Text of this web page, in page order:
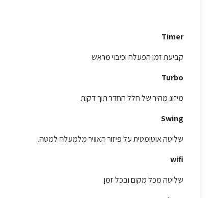
Timer
קביעת זמן הפעלה וכיבוי מראש
Turbo
מיזוג מהיר של חלל החדר תוך דקות
Swing
שליטה אוטומטית על פיזור האוויר מלמעלה למטה.
wifi
שליטה מכל מקום ובכל זמן